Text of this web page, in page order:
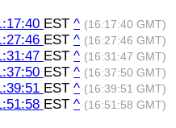
EST ^ (16:17:40 GMT)
EST ^ (16:27:46 GMT)
EST ^ (16:31:47 GMT)
EST ^ (16:37:50 GMT)
EST ^ (16:39:51 GMT)
EST ^ (16:51:58 GMT)